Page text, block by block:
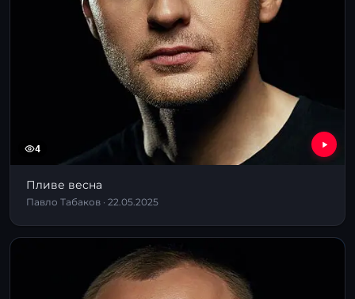
4
Пливе весна
Павло Табаков · 22.05.2025